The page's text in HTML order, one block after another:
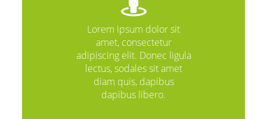
Lorem ipsum dolor sit
amet, consectetur
adipiscing elit. Donec ligula
lectus, sodales sit amet
diam quis, dapibus
dapibus libero.